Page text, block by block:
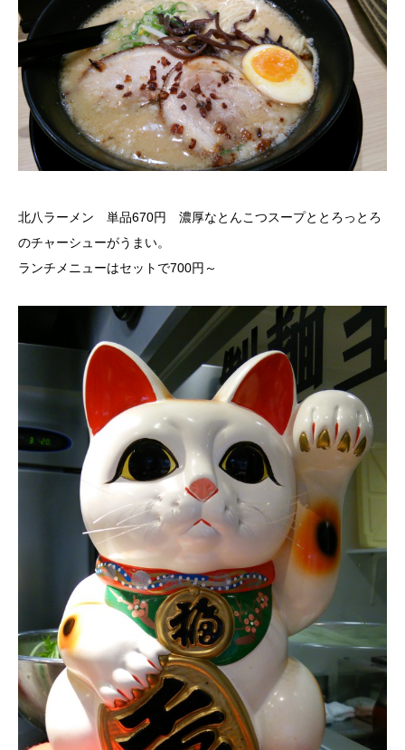
北八ラーメン 単品670円 濃厚なとんこつスープととろっとろ
のチャーシューがうまい。
ランチメニューはセットで700円～